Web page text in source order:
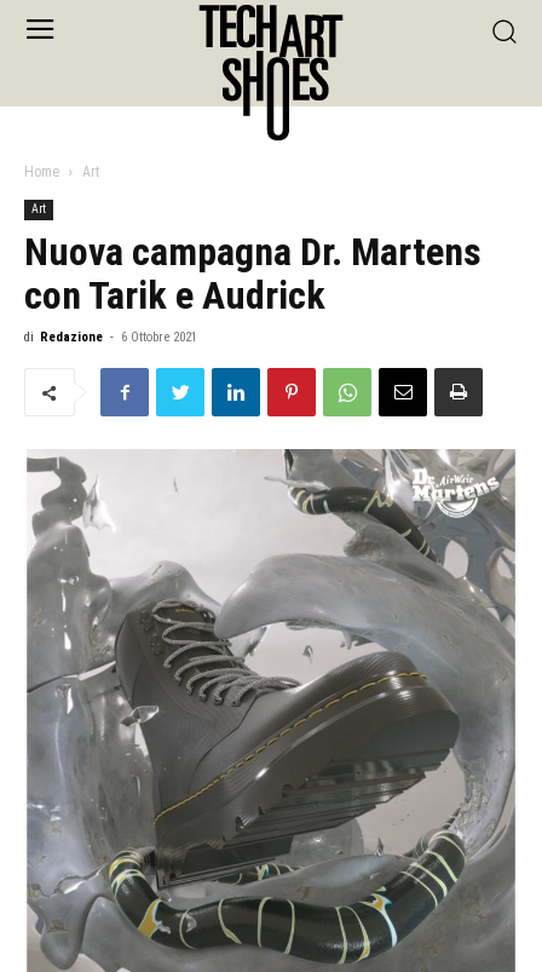
Home Art
Art
Nuova campagna Dr. Martens
con Tarik e Audrick
di Redazione - 6 Ottobre 2021